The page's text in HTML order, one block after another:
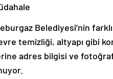
Belediyesi’nin
temizliği, altyapı gibi
adres bilgisi ve